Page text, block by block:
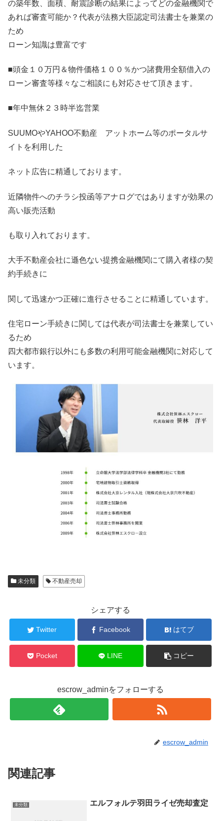
の築年数、面積、耐震診断の結果によってどの金融機関で
あれば審査可能か？代表が法務大臣認定司法書士を兼業の
ため
ローン知識は豊富です
■頭金１０万円＆物件価格１００％かつ諸費用全額借入の
ローン審査等様々なご相談にも対応させて頂きます。
■年中無休２３時半迄営業
SUUMOやYAHOO不動産 アットホーム等のポータルサ
イトを利用した
ネット広告に精通しております。
近隣物件へのチラシ投函等アナログではありますが効果の
高い販売活動
も取り入れております。
大手不動産会社に遜色ない提携金融機関にて購入者様の契
約手続きに
関して迅速かつ正確に進行させることに精通しています。
住宅ローン手続きに関しては代表が司法書士を兼業してい
るため
四大都市銀行以外にも多数の利用可能金融機関に対応して
います。
未分類 不動産売却
シェアする
Twitter Facebook はてブ
Pocket LINE コピー
escrow_adminをフォローする
escrow_admin
関連記事
未分類 エルフォルテ羽田ライゼ売却査定